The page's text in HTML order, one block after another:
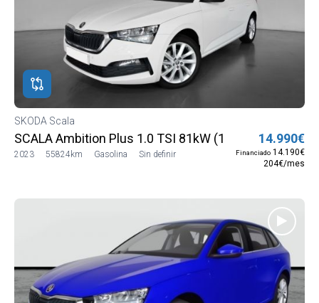
SKODA Scala
SCALA Ambition Plus 1.0 TSI 81kW (110 CV)
2023 55824km Gasolina Sin definir
14.990€
Financiado 14.190€
204€/mes